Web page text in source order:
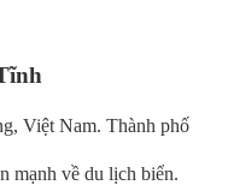
Việt Nam. Thành phố
mạnh về du lịch biển.